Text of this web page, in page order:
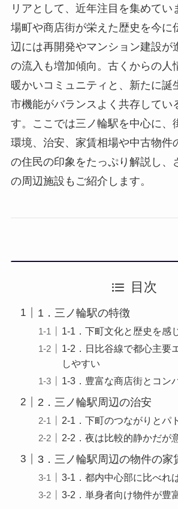
リアとして、近年注目を集めてい
場町や商店街が栄えた歴史を今に
辺には再開発やマンション建設が
の流入も増加傾向。古くからの人
暖かいコミュニティと、新たに誕
市機能がバランスよく共存してい
す。ここでは三ノ輪駅を中心に、
環境、治安、家賃相場や中古物件
の住民の印象をたっぷり解説し、
の周辺施設もご紹介します。
目次
1．三ノ輪駅の特徴
1-1．下町文化と歴史を感
1-2．日比谷線で都心主要
しやすい
1-3．豊富な商店街とコン
2．三ノ輪駅周辺の治安
2-1．下町のつながりとパ
2-2．夜は比較的静かだが
3．三ノ輪駅周辺の物件の家
3-1．都内中心部に比べれ
3-2．単身者向け物件が豊